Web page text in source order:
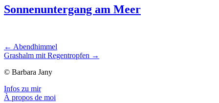
Sonnenuntergang am Meer
Beitragsnavigation
← Abendhimmel
Grashalm mit Regentropfen →
© Barbara Jany
Infos zu mir
À propos de moi